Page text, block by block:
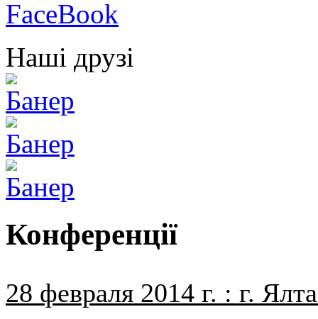
Наші друзі
Конференції
28 февраля 2014 г. : г.